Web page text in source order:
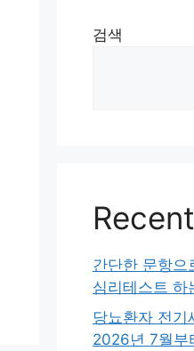
검색
간단한 문항으
심리테스트 하
당뇨환자 전기
2026년 7월부